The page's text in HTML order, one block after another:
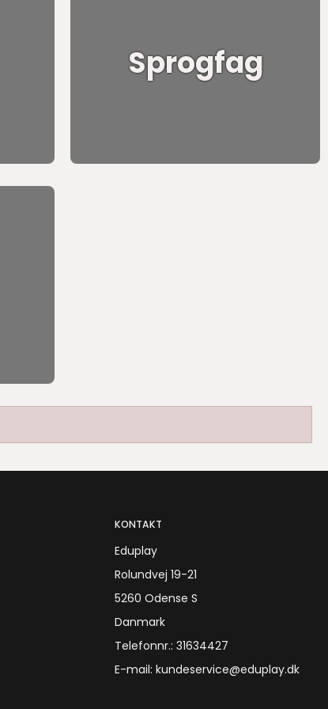
Sprogfag
KONTAKT
Eduplay
Rolundvej 19-21
5260 Odense S
Danmark
Telefonnr.: 31634427
E-mail: kundeservice@eduplay.dk